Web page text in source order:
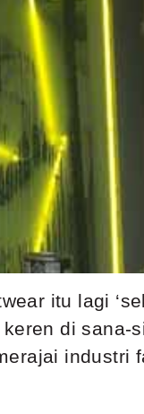
itu lagi
di sana-
industri